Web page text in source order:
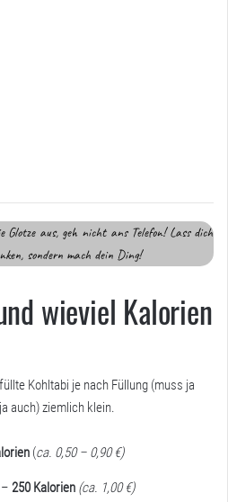
Glotze aus, geh nicht ans Telefon! Lass dich
sondern mach dein Ding!
wieviel Kalorien
Kohltabi je nach Füllung (muss ja
auch) ziemlich klein.
(ca. 0,50 – 0,90 €)
250 Kalorien(ca. 1,00 €)